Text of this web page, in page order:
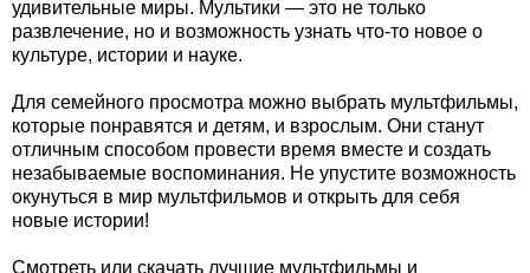
удивительные миры. Мультики — это не только
развлечение, но и возможность узнать что-то новое о
культуре, истории и науке.
Для семейного просмотра можно выбрать мультфильмы,
которые понравятся и детям, и взрослым. Они станут
отличным способом провести время вместе и создать
незабываемые воспоминания. Не упустите возможность
окунуться в мир мультфильмов и открыть для себя
новые истории!
Смотреть или скачать лучшие мультфильмы и